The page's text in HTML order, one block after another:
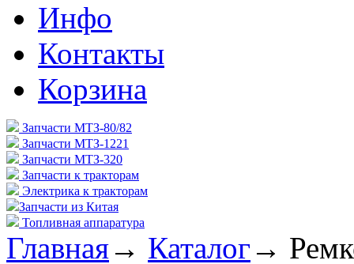
Инфо
Контакты
Корзина
Запчасти МТЗ-80/82
Запчасти МТЗ-1221
Запчасти МТЗ-320
Запчасти к тракторам
Электрика к тракторам
Запчасти из Китая
Топливная аппаратура
Главная→ Каталог →